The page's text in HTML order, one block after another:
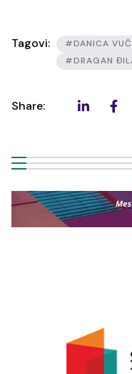
Tagovi: #DANICA
#DRAGAN
Share: